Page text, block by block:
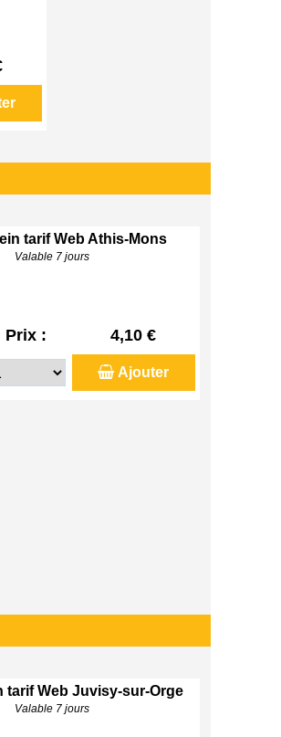
tarif Web Athis-Mons
Valable 7 jours
Prix : 4,10 €
Ajouter
tarif Web Juvisy-sur-Orge
Valable 7 jours